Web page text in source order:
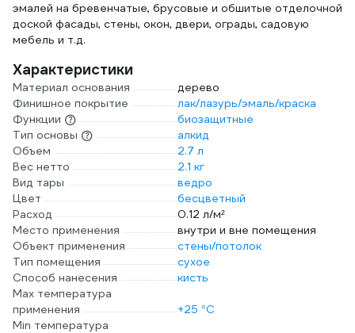
эмалей на бревенчатые, брусовые и обшитые отделочной
доской фасады, стены, окон, двери, ограды, садовую
мебель и т.д.
Характеристики
Материал основания
дерево
Финишное покрытие
лак/лазурь/эмаль/краска
Функции
биозащитные
Тип основы
алкид
Объем
2.7 л
Вес нетто
2.1 кг
Вид тары
ведро
Цвет
бесцветный
Расход
0.12 л/м²
Место применения
внутри и вне помещения
Объект применения
стены/потолок
Тип помещения
сухое
Способ нанесения
кисть
Max температура
применения
+25 °С
Min температура